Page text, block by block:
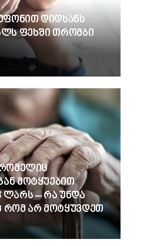
დიდხანს
ფეხში თრომბი
რომელიც
მოტყუებით
ლარს – რა უნდა
რომ არ მოტყუვდეთ